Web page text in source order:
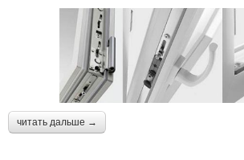
читать дальше →